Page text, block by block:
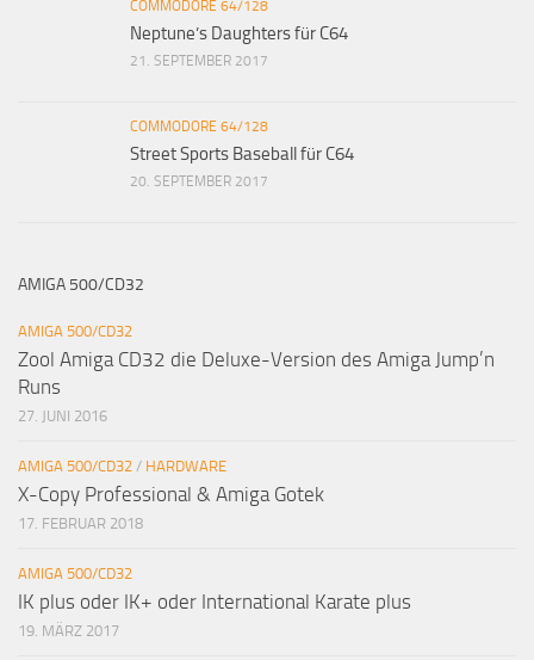
COMMODORE 64/128
Neptune’s Daughters für C64
21. SEPTEMBER 2017
COMMODORE 64/128
Street Sports Baseball für C64
20. SEPTEMBER 2017
AMIGA 500/CD32
AMIGA 500/CD32
Zool Amiga CD32 die Deluxe-Version des Amiga Jump’n
Runs
27. JUNI 2016
AMIGA 500/CD32 / HARDWARE
X-Copy Professional & Amiga Gotek
17. FEBRUAR 2018
AMIGA 500/CD32
IK plus oder IK+ oder International Karate plus
19. MÄRZ 2017